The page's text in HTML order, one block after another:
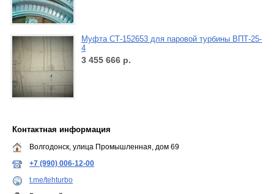
Муфта СТ-152653 для паровой турбины ВПТ-25-
4
3 455 666 р.
Контактная информация
Волгодонск, улица Промышленная, дом 69
+7 (990) 006-12-00
t.me/tehturbo